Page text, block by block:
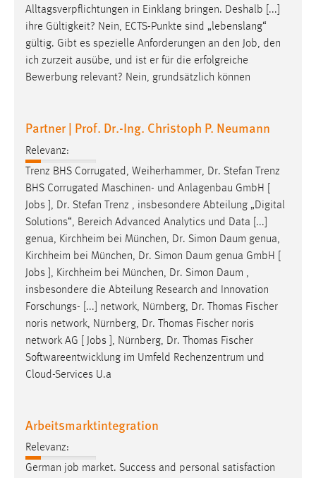
Alltagsverpflichtungen in Einklang bringen. Deshalb [...]
ihre Gültigkeit? Nein, ECTS-Punkte sind „lebenslang“
gültig. Gibt es spezielle Anforderungen an den Job, den
ich zurzeit ausübe, und ist er für die erfolgreiche
Bewerbung relevant? Nein, grundsätzlich können
Partner | Prof. Dr.-Ing. Christoph P. Neumann
Relevanz:
Trenz BHS Corrugated, Weiherhammer, Dr. Stefan Trenz
BHS Corrugated Maschinen- und Anlagenbau GmbH [
Jobs ], Dr. Stefan Trenz , insbesondere Abteilung „Digital
Solutions“, Bereich Advanced Analytics und Data [...]
genua, Kirchheim bei München, Dr. Simon Daum genua,
Kirchheim bei München, Dr. Simon Daum genua GmbH [
Jobs ], Kirchheim bei München, Dr. Simon Daum ,
insbesondere die Abteilung Research and Innovation
Forschungs- [...] network, Nürnberg, Dr. Thomas Fischer
noris network, Nürnberg, Dr. Thomas Fischer noris
network AG [ Jobs ], Nürnberg, Dr. Thomas Fischer
Softwareentwicklung im Umfeld Rechenzentrum und
Cloud-Services U.a
Arbeitsmarktintegration
Relevanz:
German job market. Success and personal satisfaction